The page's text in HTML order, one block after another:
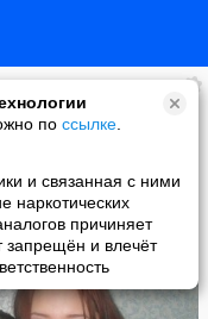
по ссылке
и связанная с ними
наркотических
причиняет
запрещён и влечёт